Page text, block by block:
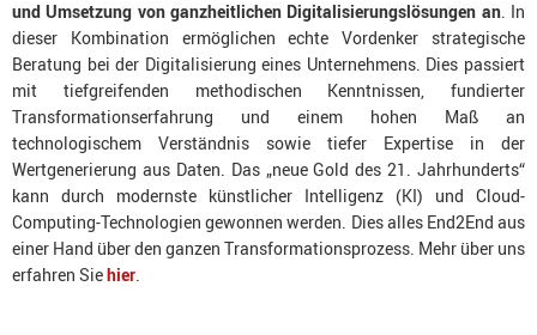
und Umsetzung von ganzheitlichen Digitalisierungslösungen an. In
dieser Kombination ermöglichen echte Vordenker strategische
Beratung bei der Digitalisierung eines Unternehmens. Dies passiert
mit tiefgreifenden methodischen Kenntnissen, fundierter
Transformationserfahrung und einem hohen Maß an
technologischem Verständnis sowie tiefer Expertise in der
Wertgenerierung aus Daten. Das „neue Gold des 21. Jahrhunderts“
kann durch modernste künstlicher Intelligenz (KI) und Cloud-
Computing-Technologien gewonnen werden. Dies alles End2End aus
einer Hand über den ganzen Transformationsprozess. Mehr über uns
erfahren Siehier.